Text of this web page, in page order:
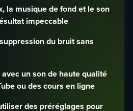
la musique de fond et le son
impeccable
du bruit sans
un son de haute qualité
ou des cours en ligne
des préréglages pour